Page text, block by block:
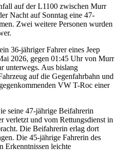
auf der L1100 zwischen Murr
Nacht auf Sonntag eine 47-
Zwei weitere Personen wurden
36-jähriger Fahrer eines Jeep
2026, gegen 01:45 Uhr von Murr
unterwegs. Aus bislang
auf die Gegenfahrbahn und
VW T-Roc einer
seine 47-jährige Beifahrerin
verletzt und vom Rettungsdienst in
Die Beifahrerin erlag dort
Die 45-jährige Fahrerin des
Erkenntnissen leichte